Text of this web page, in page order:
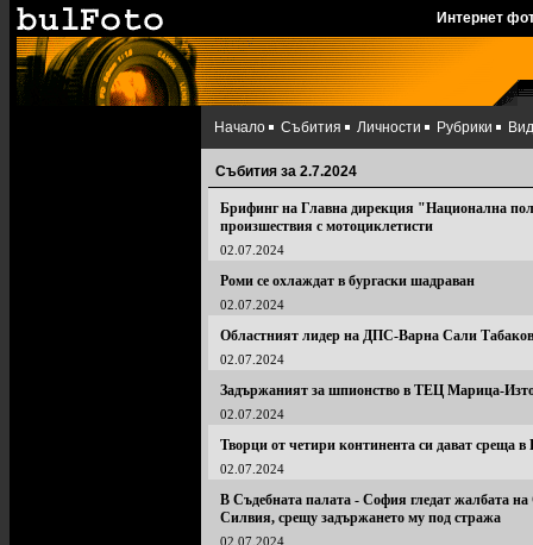
Интернет
Начало Събития Личности Рубрики
Събития за 2.7.2024
Брифинг на Главна дирекция "Национална
произшествия с мотоциклетисти
02.07.2024
Роми се охлаждат в бургаски шадраван
02.07.2024
Областният лидер на ДПС-Варна Сали
02.07.2024
Задържаният за шпионство в ТЕЦ Марица-
02.07.2024
Творци от четири континента си дават среща в
02.07.2024
В Съдебната палата - София гледат жалбата
Силвия, срещу задържането му под стража
02.07.2024